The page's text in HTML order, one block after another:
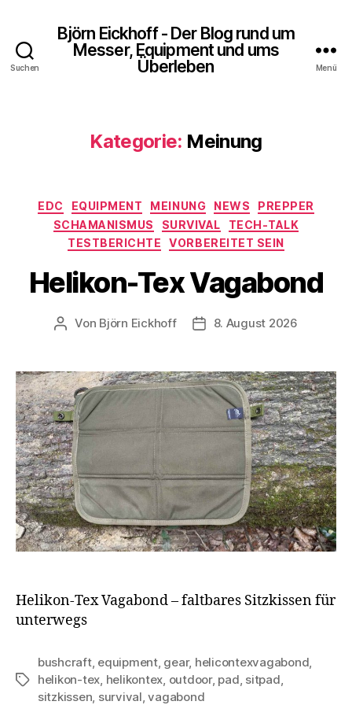
Suchen
Björn Eickhoff - Der Blog rund um
Messer, Equipment und ums
Überleben
Menü
Kategorie: Meinung
Kategorien
EDC EQUIPMENT MEINUNG NEWS
PREPPER
SCHAMANISMUS
SURVIVAL
TECH-TALK
TESTBERICHTE
VORBEREITET SEIN
Helikon-Tex Vagabond
Beitragsautor
Von Björn Eickhoff Veröffentlichungsdatum
8. August 2026
Helikon-Tex Vagabond – faltbares Sitzkissen für
unterwegs
Schlagwörter
bushcraft, equipment, gear, helicontexvagabond,
helikon-tex, helikontex, outdoor, pad, sitpad,
sitzkissen, survival,vagabond